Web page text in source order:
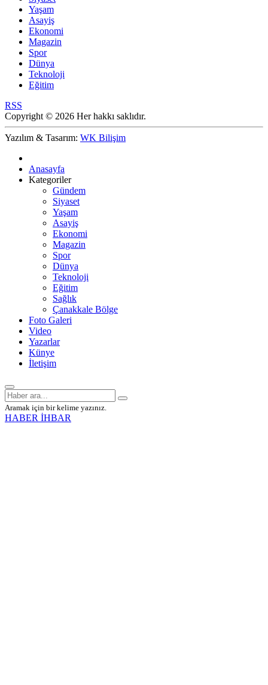
Yaşam
Asayiş
Ekonomi
Magazin
Spor
Dünya
Teknoloji
Eğitim
RSS
Copyright © 2026 Her hakkı saklıdır.
Yazılım & Tasarım: WK Bilişim
Anasayfa
Kategoriler
Gündem
Siyaset
Yaşam
Asayiş
Ekonomi
Magazin
Spor
Dünya
Teknoloji
Eğitim
Sağlık
Çanakkale Bölge
Foto Galeri
Video
Yazarlar
Künye
İletişim
Aramak için bir kelime yazınız.
HABER İHBAR